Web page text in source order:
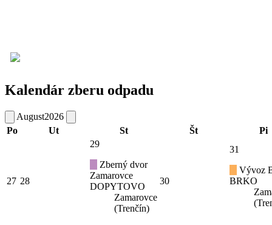
Kalendár zberu odpadu
August2026
Po
Ut St Št Pi
27 28
29
Zberný dvor
Zamarovce
DOPYTOVO
Zamarovce
(Trenčín)
30
31
Vývoz
BRKO